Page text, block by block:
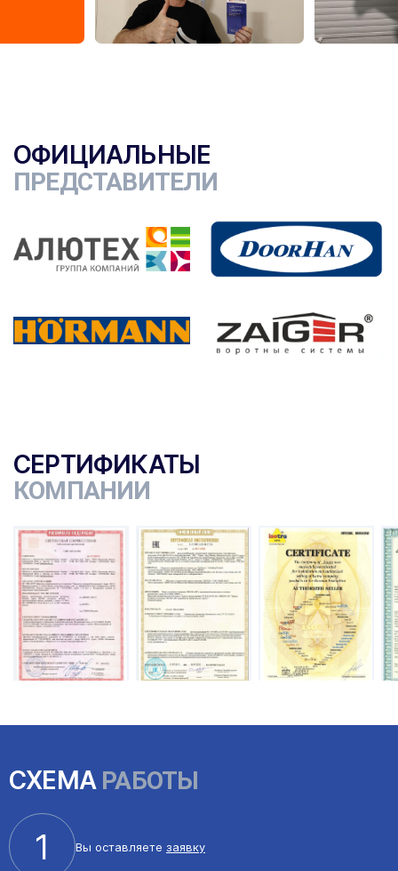
ОФИЦИАЛЬНЫЕ
ПРЕДСТАВИТЕЛИ
СЕРТИФИКАТЫ
КОМПАНИИ
СХЕМАРАБОТЫ
1 Вы оставляете заявку